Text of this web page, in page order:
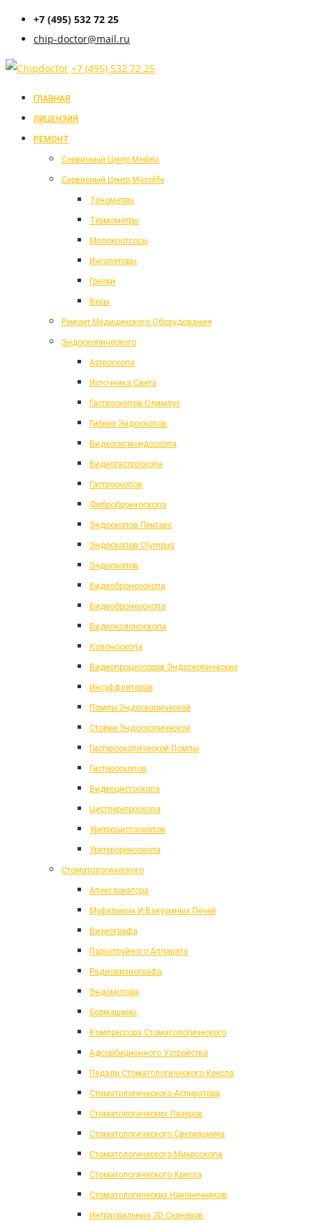
+7 (495) 532 72 25
chip-doctor@mail.ru
+7 (495) 532 72 25
ГЛАВНАЯ
ЛИЦЕНЗИЯ
РЕМОНТ
Cервисный Центр Medela
Cервисный Центр Microlife
Тонометры
Термометры
Молокоотсосы
Ингаляторы
Грелки
Весы
Ремонт Медицинского Оборудования
Эндоскопического
Артроскопа
Источника Света
Гастроскопов Олимпус
Гибких Эндоскопов
Видеосигмоидоскопа
Видеогастроскопа
Гастроскопов
Фибробронхоскопа
Эндоскопов Пентакс
Эндоскопов Olympus
Эндоскопов
Видеобронхоскопа
Видеобронхоскопа
Видеоколоноскопа
Колоноскопа
Видеопроцессоров Эндоскопических
Инсуффляторов
Помпы Эндоскопической
Стойки Эндоскопической
Гистероскопической Помпы
Гистероскопов
Видеоцистоскопа
Цистоуретроскопа
Уретроцистоскопов
Уретерореноскопа
Стоматологического
Апекслокатора
Муфельных И Вакуумных Печей
Визиографа
Пароструйного Аппарата
Радиовизиографа
Эндомотора
Бормашины
Компрессора Стоматологического
Адсорбиционного Устройства
Педали Стоматологического Кресла
Стоматологического Аспиратора
Стоматологических Лазеров
Стоматологического Светильника
Стоматологического Микроскопа
Стоматологического Кресла
Стоматологических Наконечников
Интраоральных 3D Сканеров